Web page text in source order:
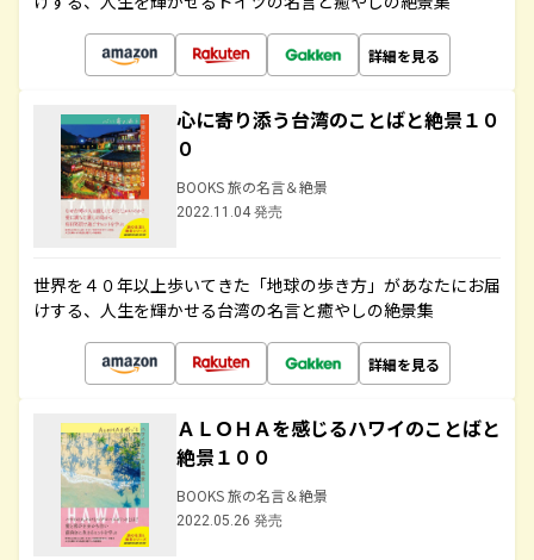
詳細を見る
心に寄り添う台湾のことばと絶景１０
０
BOOKS 旅の名言＆絶景
2022.11.04 発売
世界を４０年以上歩いてきた「地球の歩き方」があなたにお届
けする、人生を輝かせる台湾の名言と癒やしの絶景集
詳細を見る
ＡＬＯＨＡを感じるハワイのことばと
絶景１００
BOOKS 旅の名言＆絶景
2022.05.26 発売